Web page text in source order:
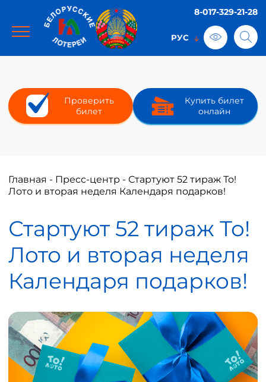
8-017-329-21-28
Проверить
билет
Купить билет
онлайн
Главная - Пресс-центр - Стартуют 52 тираж То!
Лото и вторая неделя Календаря подарков!
Стартуют 52 тираж То!
Лото и вторая неделя
Календаря подарков!